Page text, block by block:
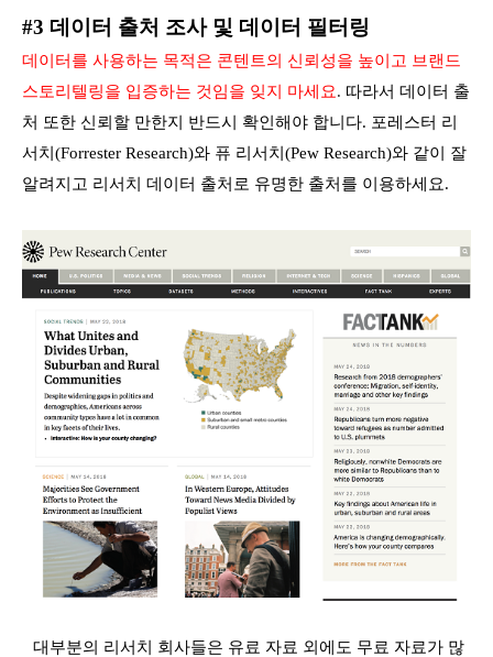
#3 데이터 출처 조사 및 데이터 필터링
데이터를 사용하는 목적은 콘텐트의 신뢰성을 높이고 브랜드
스토리텔링을 입증하는 것임을 잊지 마세요. 따라서 데이터 출
처 또한 신뢰할 만한지 반드시 확인해야 합니다. 포레스터 리
서치(Forrester Research)와 퓨 리서치(Pew Research)와 같이 잘
알려지고 리서치 데이터 출처로 유명한 출처를 이용하세요.
대부분의 리서치 회사들은 유료 자료 외에도 무료 자료가 많